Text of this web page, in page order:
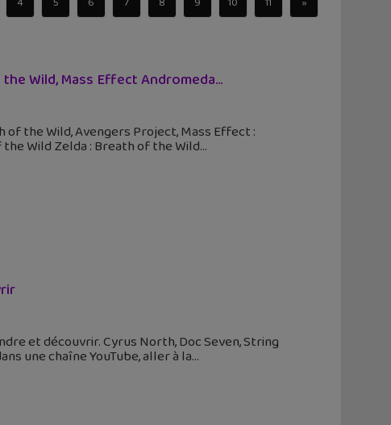
Wild, Mass Effect Andromeda...
the Wild, Avengers Project, Mass Effect :
Wild Zelda : Breath of the Wild
et découvrir. Cyrus North, Doc Seven, String
une chaîne YouTube, aller à la